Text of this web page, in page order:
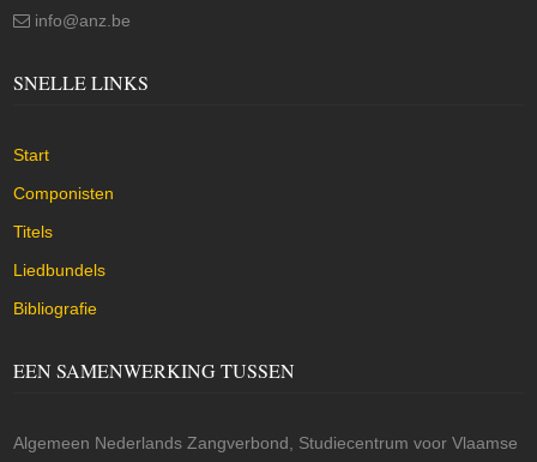
info@anz.be
SNELLE LINKS
Start
Componisten
Titels
Liedbundels
Bibliografie
EEN SAMENWERKING TUSSEN
Algemeen Nederlands Zangverbond, Studiecentrum voor Vlaamse